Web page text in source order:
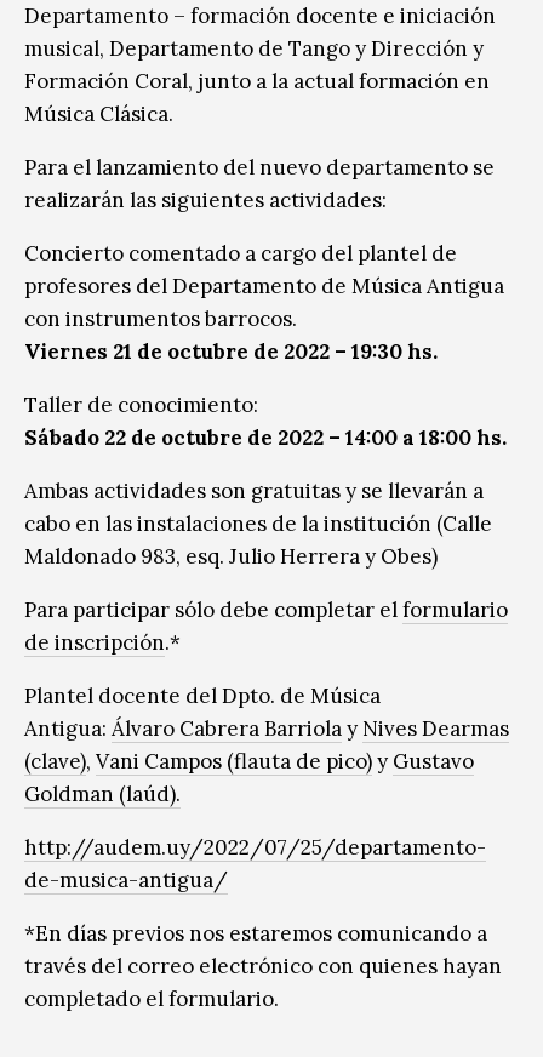
Departamento – formación docente e iniciación
musical, Departamento de Tango y Dirección y
Formación Coral, junto a la actual formación en
Música Clásica.
Para el lanzamiento del nuevo departamento se
realizarán las siguientes actividades:
Concierto comentado a cargo del plantel de
profesores del Departamento de Música Antigua
con instrumentos barrocos.
Viernes 21 de octubre de 2022 – 19:30 hs.
Taller de conocimiento:
Sábado 22 de octubre de 2022 – 14:00 a 18:00 hs.
Ambas actividades son gratuitas y se llevarán a
cabo en las instalaciones de la institución (Calle
Maldonado 983, esq. Julio Herrera y Obes)
Para participar sólo debe completar elformulario
de inscripción.*
Plantel docente del Dpto. de Música
Antigua: Álvaro Cabrera Barriolay Nives Dearmas
(clave), Vani Campos (flauta de pico)y Gustavo
Goldman (laúd).
http://audem.uy/2022/07/25/departamento-
de-musica-antigua/
*En días previos nos estaremos comunicando a
través del correo electrónico con quienes hayan
completado el formulario.